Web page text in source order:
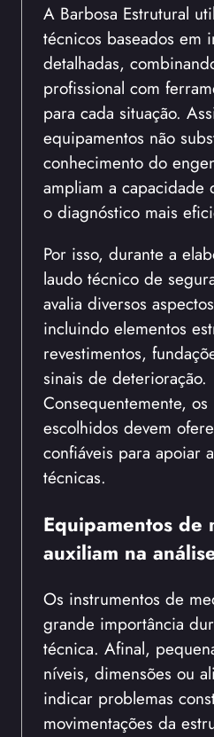
A Barbosa Estrutural
técnicos baseados em
detalhadas,
profissional com
para cada situação.
equipamentos não
conhecimento do
ampliam a capacidade
o diagnóstico mais
Por isso, durante a
laudo técnico de
avalia diversos
incluindo elementos
revestimentos,
sinais de deterioração.
Consequentemente,
escolhidos devem
confiáveis para apoiar
técnicas.
Equipamentos de
auxiliam na
Os instrumentos de
grande importância
técnica. Afinal,
níveis, dimensões ou
indicar problemas
movimentações da